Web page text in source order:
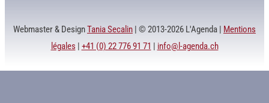
Webmaster & DesignTania Secalin | © 2013-2026 L'Agenda | Mentions
légales | +41 (0) 22 776 91 71 | info@l-agenda.ch